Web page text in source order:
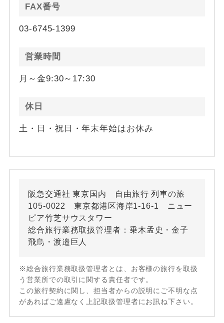
FAX番号
03-6745-1399
営業時間
月～金9:30～17:30
休日
土・日・祝日・年末年始はお休み
阪急交通社 東京国内 自由旅行 列車の旅
105-0022 東京都港区海岸1-16-1 ニュー
ピア竹芝サウスタワー
総合旅行業務取扱管理者：乗木孟史・金子
飛鳥・渡邉巨人
※総合旅行業務取扱管理者とは、お客様の旅行を取扱
う営業所での取引に関する責任者です。
この旅行契約に関し、担当者からの説明にご不明な点
があればご遠慮なく上記取扱管理者にお訊ね下さい。